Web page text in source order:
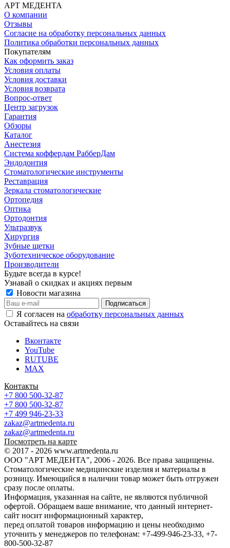
АРТ МЕДЕНТА
О компании
Отзывы
Согласие на обработку персональных данных
Политика обработки персональных данных
Покупателям
Как оформить заказ
Условия оплаты
Условия доставки
Условия возврата
Вопрос-ответ
Центр загрузок
Гарантия
Обзоры
Каталог
Анестезия
Система коффердам РабберДам
Эндодонтия
Стоматологические инструменты
Реставрация
Зеркала стоматологические
Ортопедия
Оптика
Ортодонтия
Ультразвук
Хирургия
Зубные щетки
Зуботехническое оборудование
Производители
Будьте всегда в курсе!
Узнавай о скидках и акциях первым
Новости магазина
Я согласен на обработку персональных данных
Оставайтесь на связи
Вконтакте
YouTube
RUTUBE
MAX
Контакты
+7 800 500-32-87
+7 800 500-32-87
+7 499 946-23-33
zakaz@artmedenta.ru
zakaz@artmedenta.ru
Посмотреть на карте
© 2017 - 2026 www.artmedenta.ru
ООО "АРТ МЕДЕНТА", 2006 - 2026. Все права защищены.
Стоматологические медицинские изделия и материалы в
розницу. Имеющийся в наличии товар может быть отгружен
сразу после оплаты.
Информация, указанная на сайте, не являются публичной
офертой. Обращаем ваше внимание, что данный интернет-
сайт носит информационный характер,
перед оплатой товаров информацию и цены необходимо
уточнить у менеджеров по телефонам: +7-499-946-23-33, +7-
800-500-32-87